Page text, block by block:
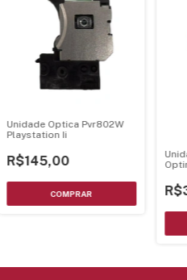
Unidade Optica Pvr802W
Playstation Ii
R$145,00